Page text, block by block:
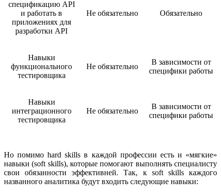
спецификацию API
и работать в
приложениях для
разработки API
Не обязательно Обязательно
Навыки
функционального
тестировщика
Не обязательно
В зависимости от
специфики работы
Навыки
интеграционного
тестировщика
Не обязательно
В зависимости от
специфики работы
Но помимо hard skills в каждой профессии есть и «мягкие»
навыки (soft skills), которые помогают выполнять специалисту
свои обязанности эффективней. Так, к soft skills каждого
названного аналитика будут входить следующие навыки: